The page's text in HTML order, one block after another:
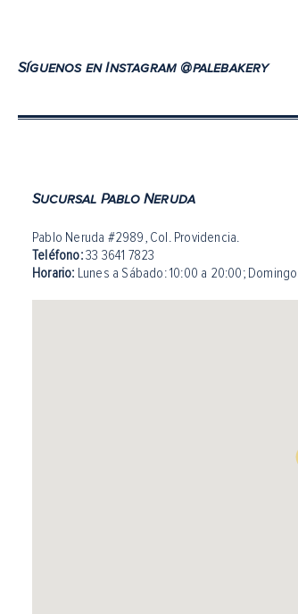
Síguenos en Instagram @palebakery
Sucursal Pablo Neruda
Pablo Neruda #2989, Col. Providencia.
Teléfono:33 3641 7823
Horario: Lunes a Sábado: 10:00 a 20:00;